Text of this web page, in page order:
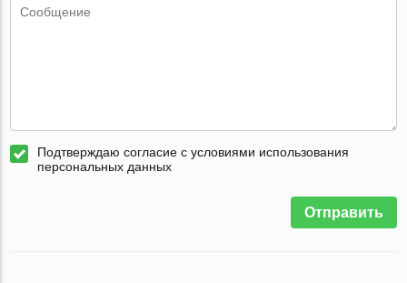
Подтверждаю согласие с условиями использования
персональных данных
Отправить